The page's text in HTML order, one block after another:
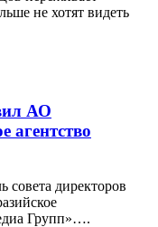
не хотят видеть
АО
агентство
совета директоров
Групп»….